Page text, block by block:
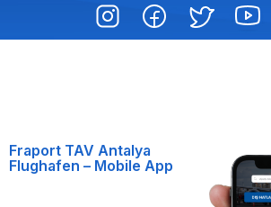
Fraport TAV Antalya
Flughafen – Mobile App